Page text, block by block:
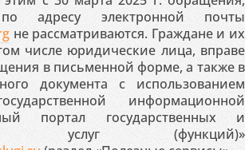
адресу электронной почты
не рассматриваются. Граждане и их
числе юридические лица, вправе
в письменной форме, а также в
документа с использованием
информационной
портал государственных и
услуг (функций)»